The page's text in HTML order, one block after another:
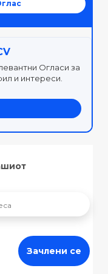
Огласи за
и интереси.